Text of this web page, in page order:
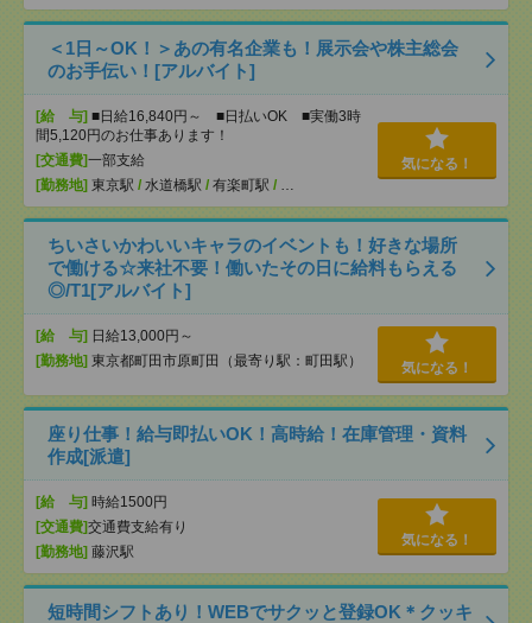
＜1日～OK！＞あの有名企業も！展示会や株主総会
のお手伝い！[アルバイト]
[給 与] ■日給16,840円～ ■日払いOK ■実働3時
間5,120円のお仕事あります！
[交通費]一部支給
[勤務地] 東京駅 / 水道橋駅 / 有楽町駅 / …
気になる！
ちいさいかわいいキャラのイベントも！好きな場所
で働ける☆来社不要！働いたその日に給料もらえる
◎/T1[アルバイト]
[給 与] 日給13,000円～
[勤務地] 東京都町田市原町田（最寄り駅：町田駅） 気になる！
座り仕事！給与即払いOK！高時給！在庫管理・資料
作成[派遣]
[給 与] 時給1500円
[交通費]交通費支給有り
[勤務地] 藤沢駅
気になる！
短時間シフトあり！WEBでサクッと登録OK＊クッキ